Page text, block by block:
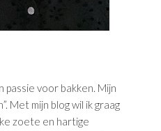
passie voor bakken. Mijn
Met mijn blog wil ik graag
zoete en hartige